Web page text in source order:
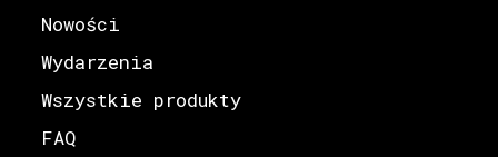
Nowości
Wydarzenia
Wszystkie produkty
FAQ